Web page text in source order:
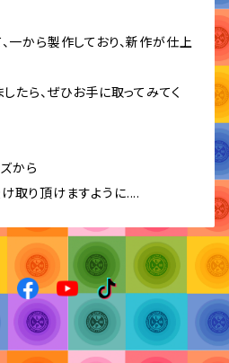
一から製作しており、新作が仕上
したら、ぜひお手に取ってみてく
から
取り頂けますように....